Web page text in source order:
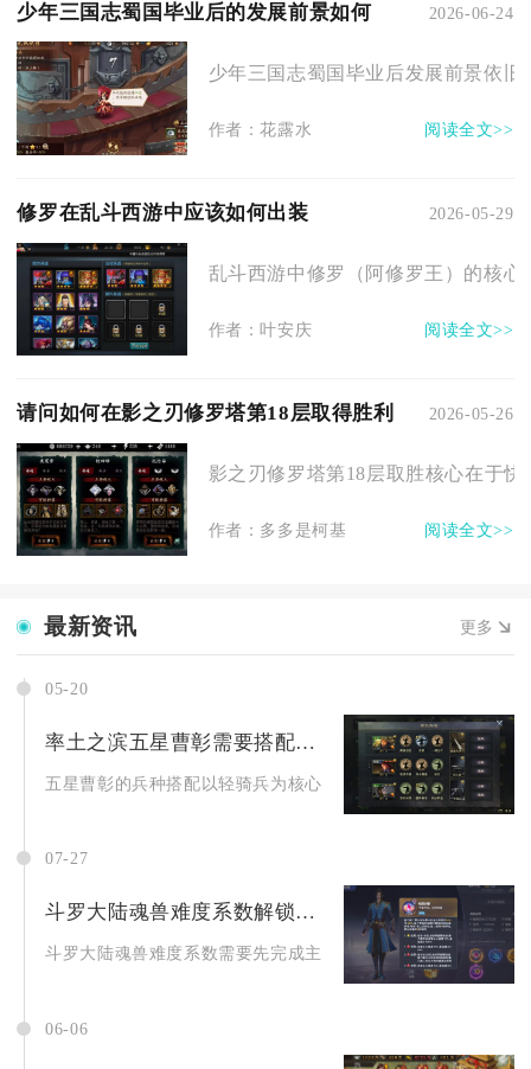
少年三国志蜀国毕业后的发展前景如何 2026-06-24
少年三国志蜀国毕业后发展前景依
作者：花露水 阅读全文>>
修罗在乱斗西游中应该如何出装 2026-05-29
乱斗西游中修罗（阿修罗王）的核
作者：叶安庆 阅读全文>>
请问如何在影之刃修罗塔第18层取得胜利 2026-05-26
影之刃修罗塔第18层取胜核心在于
作者：多多是柯基 阅读全文>>
最新资讯 更多
05-20
率土之滨五星曹彰需要搭配哪些兵种
五星曹彰的兵种搭配以轻骑兵为核心首选，次选重骑兵，特定
07-27
斗罗大陆魂兽难度系数解锁步骤是怎样的
斗罗大陆魂兽难度系数需要先完成主线历练解锁猎杀魂兽入口
06-06